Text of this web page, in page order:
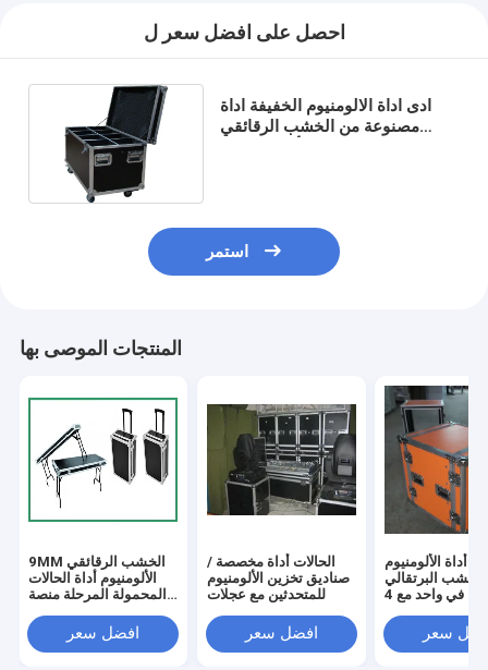
احصل على افضل سعر ل
ادى اداة الالومنيوم الخفيفة اداة
مصنوعة من الخشب الرقائقي
استمر
المنتجات الموصى بها
9MM الخشب الرقائقي
الألومنيوم أداة الحالات
المحمولة المرحلة منصة
افضل سعر
الحالات أداة مخصصة /
صناديق تخزين الألومنيوم
للمتحدثين مع عجلات
افضل سعر
أداة الألومنيوم
الخشب البرتقالي
2 في واحد مع 4
سعر